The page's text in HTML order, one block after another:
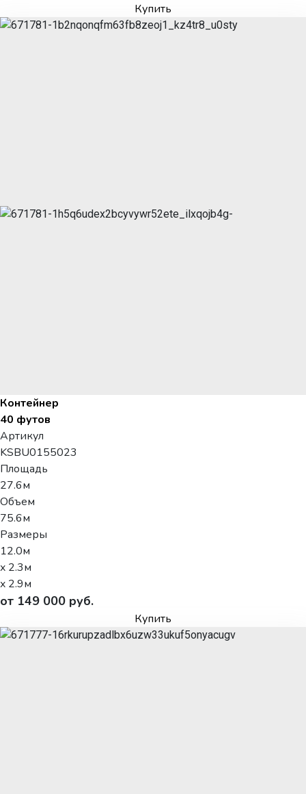
Купить
Контейнер
40 футов
Артикул
KSBU0155023
Площадь
27.6м
Объем
75.6м
Размеры
12.0м
x 2.3м
x 2.9м
от 149 000 руб.
Купить